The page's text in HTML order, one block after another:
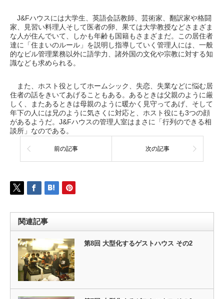
J&Fハウスには大学生、英語会話教師、芸術家、翻訳家や格闘
家、見習い料理人そして医者の卵、果ては大学教授などさまざま
な人が住んでいて、しかも年齢も国籍もさまざまだ。この居住者
達に「住まいのルール」を説明し指導していく管理人には、一般
的なビル管理業務以外に語学力、諸外国の文化や宗教に対する知
識なども求められる。
また、ホスト役としてホームシック、失恋、失業などに悩む居
住者の話をきいてあげることもある。あるときは父親のように厳
しく、またあるときは母親のように暖かく見守ってあげ、そして
年下の人には兄のように気さくに対応と、ホスト役にも3つの顔
があるようだ。J&Fハウスの管理人室はまさに「行列のできる相
談所」なのである。
前の記事 次の記事
関連記事
第8回 大型化するゲストハウス その2